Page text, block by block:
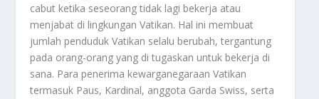
cabut ketika seseorang tidak lagi bekerja atau
menjabat di lingkungan Vatikan. Hal ini membuat
jumlah penduduk Vatikan selalu berubah, tergantung
pada orang-orang yang di tugaskan untuk bekerja di
sana. Para penerima kewarganegaraan Vatikan
termasuk Paus, Kardinal, anggota Garda Swiss, serta